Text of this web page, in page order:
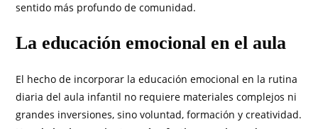
sentido más profundo de comunidad.
La educación emocional en el aula
El hecho de incorporar la educación emocional en la rutina
diaria del aula infantil no requiere materiales complejos ni
grandes inversiones, sino voluntad, formación y creatividad.